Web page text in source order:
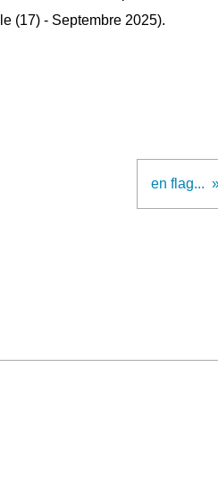
(17) - Septembre 2025).
en flag...